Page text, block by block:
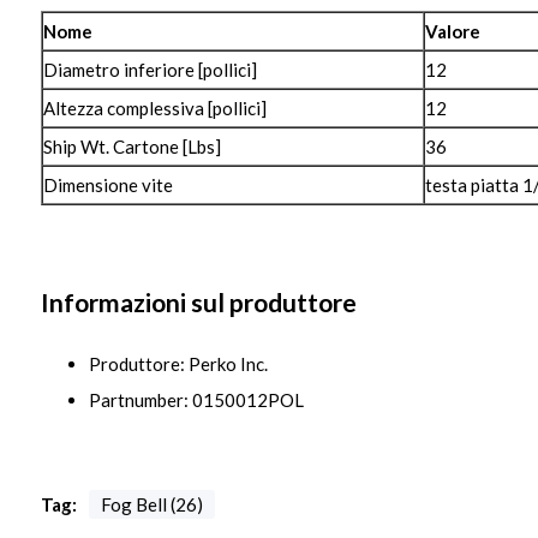
Nome
Valore
Diametro inferiore [pollici]
12
Altezza complessiva [pollici]
12
Ship Wt. Cartone [Lbs]
36
Dimensione vite
testa piatta
Informazioni sul produttore
Produttore: Perko Inc.
Partnumber: 0150012POL
Tag: Fog Bell (26)